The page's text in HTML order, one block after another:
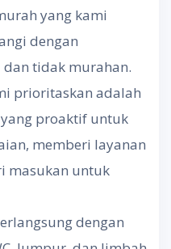
yang kami
dengan
tidak murahan.
prioritaskan adalah
proaktif untuk
memberi layanan
masukan untuk
dengan